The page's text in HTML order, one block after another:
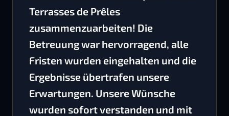
Terrasses de Prêles
zusammenzuarbeiten! Die
Betreuung war hervorragend, alle
Fristen wurden eingehalten und die
Ergebnisse übertrafen unsere
Erwartungen. Unsere Wünsche
wurden sofort verstanden und mit